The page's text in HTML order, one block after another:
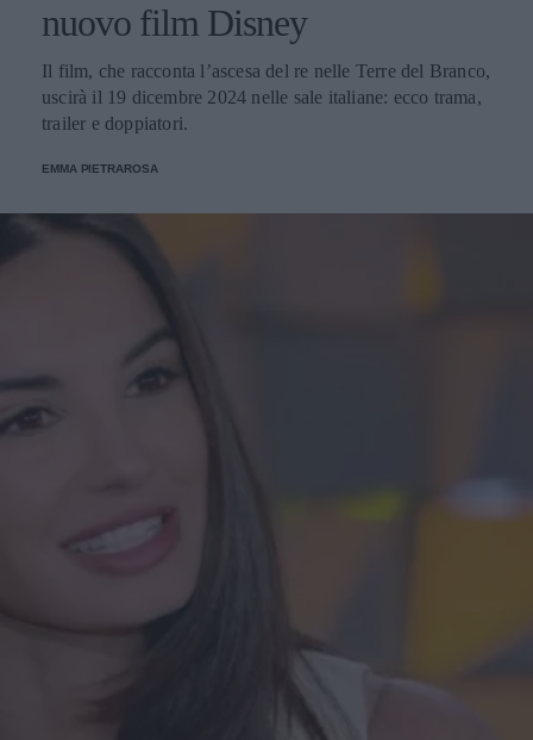
nuovo film Disney
Il film, che racconta l’ascesa del re nelle Terre del Branco,
uscirà il 19 dicembre 2024 nelle sale italiane: ecco trama,
trailer e doppiatori.
EMMA PIETRAROSA